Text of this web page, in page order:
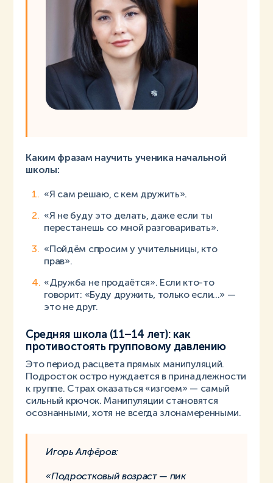
Каким фразам научить ученика начальной
школы:
«Я сам решаю, с кем дружить».
«Я не буду это делать, даже если ты
перестанешь со мной разговаривать».
«Пойдём спросим у учительницы, кто
прав».
«Дружба не продаётся». Если кто-то
говорит: «Буду дружить, только если...» —
это не друг.
Средняя школа (11–14 лет): как
противостоять групповому давлению
Это период расцвета прямых манипуляций.
Подросток остро нуждается в принадлежности
к группе. Страх оказаться «изгоем» — самый
сильный крючок. Манипуляции становятся
осознанными, хотя не всегда злонамеренными.
Игорь Алфёров:
«Подростковый возраст — пик